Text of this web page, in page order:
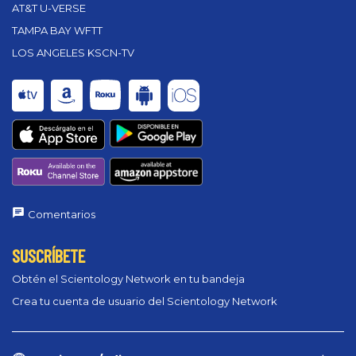
AT&T U-VERSE
TAMPA BAY WFTT
LOS ANGELES KSCN-TV
Comentarios
SUSCRÍBETE
Obtén el Scientology Network en tu bandeja
Crea tu cuenta de usuario del Scientology Network